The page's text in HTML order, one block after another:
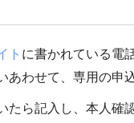
ト に書かれている電
あわせて、専用の申
たら記入し、本人確